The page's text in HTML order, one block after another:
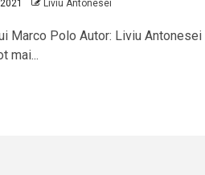
Liviu Antonesei
Marco Polo Autor: Liviu
mai...